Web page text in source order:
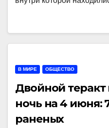
В МИРЕ ОБЩЕСТВО
Двойной
ночь на 4 июня:
раненых